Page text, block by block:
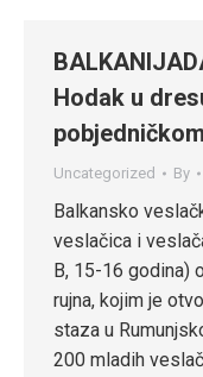
Hodak u
Uncategorized By
Balkansko
veslačica i
B, 15-16 godina)
rujna, kojim je
staza u
200 mladih